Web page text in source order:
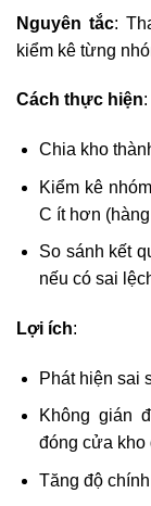
Nguyên tắc:
kiểm kê từng
Cách thực hiện:
Chia kho
Kiểm kê
C ít hơn
So sánh kết
nếu có sai
Lợi ích:
Phát hiện sai
Không gián
đóng cửa kho
Tăng độ